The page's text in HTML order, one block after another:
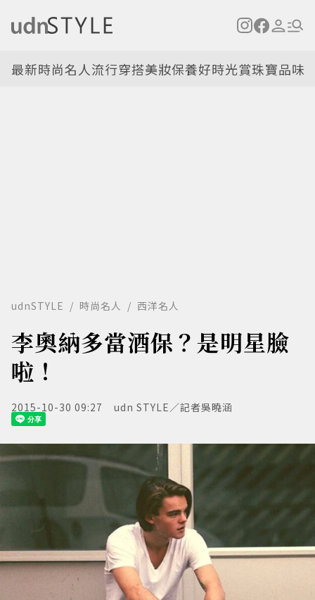
最新時尚名人流行穿搭美妝保養好時光賞珠寶品味
udnSTYLE 時尚名人 西洋名人
李奧納多當酒保？是明星臉
啦！
2015-10-30 09:27 udn STYLE／記者吳曉涵